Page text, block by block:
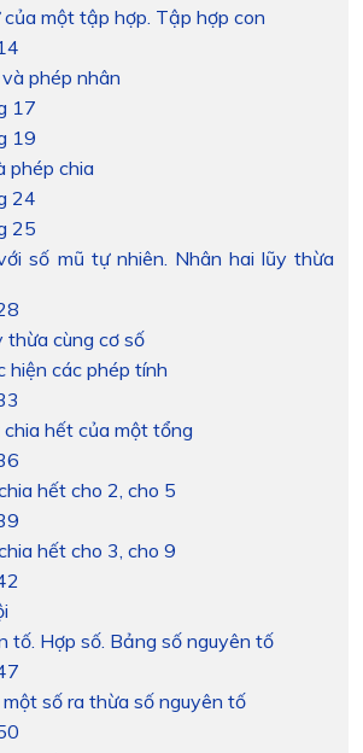
một tập hợp. Tập hợp con
phép nhân
17
19
phép chia
24
25
số mũ tự nhiên. Nhân hai lũy thừa
thừa cùng cơ số
hiện các phép tính
hết của một tổng
hết cho 2, cho 5
hết cho 3, cho 9
tố. Hợp số. Bảng số nguyên tố
số ra thừa số nguyên tố